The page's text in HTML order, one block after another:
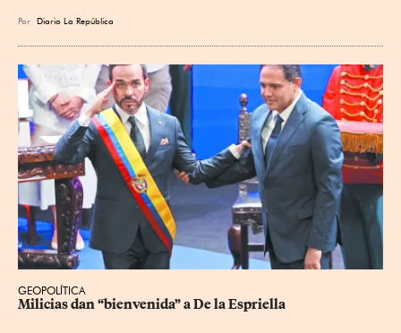
Por Diario La República
GEOPOLÍTICA
Milicias dan “bienvenida” a De la Espriella